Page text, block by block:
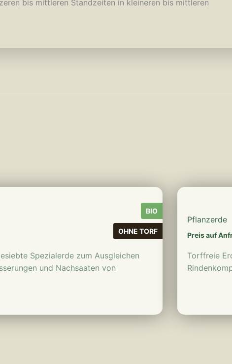
bis mittleren Standzeiten in kleineren bis mittleren
BIO
OHNE TORF
Spezialerde zum Ausgleichen
und Nachsaaten von
Pflanzerde
Preis auf
Torffreie